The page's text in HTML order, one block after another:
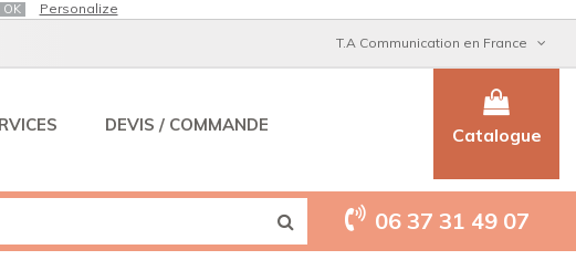
OK Personalize
T.A Communication en France
DEVIS / COMMANDE Catalogue
06 37 31 49 07